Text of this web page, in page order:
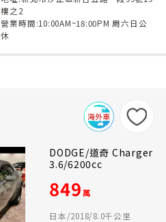
樓之2
營業時間:10:00AM~18:00PM 周六日公
休
DODGE/道奇 Charger
3.6/6200cc
849萬
日本/2018/8.0千公里